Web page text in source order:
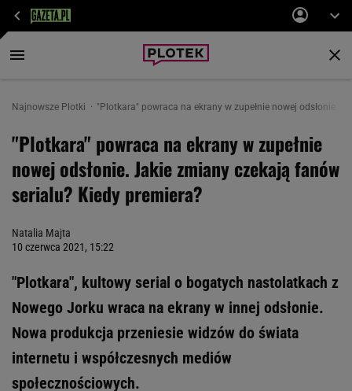
Najnowsze Plotki "Plotkara" powraca na ekrany w zupełnie nowej odsłonie.
"Plotkara" powraca na ekrany w zupełnie
nowej odsłonie. Jakie zmiany czekają fanów
serialu? Kiedy premiera?
Natalia Majta
10 czerwca 2021, 15:22
"Plotkara", kultowy serial o bogatych nastolatkach z
Nowego Jorku wraca na ekrany w innej odsłonie.
Nowa produkcja przeniesie widzów do świata
internetu i współczesnych mediów
społecznościowych.